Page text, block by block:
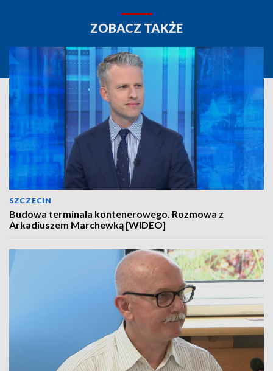
ZOBACZ TAKŻE
SZCZECIN
Budowa terminala kontenerowego. Rozmowa z
Arkadiuszem Marchewką [WIDEO]